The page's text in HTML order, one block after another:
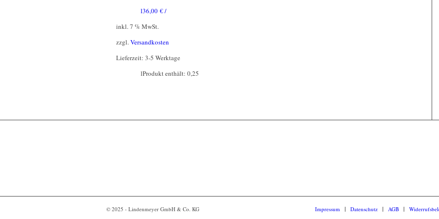
36,00 €/
l
inkl. 7 % MwSt.
zzgl.Versandkosten
Lieferzeit: 3-5 Werktage
Produkt enthält: 0,25
l
© 2025 - Lindenmeyer GmbH & Co. KG Impressum Datenschutz AGB